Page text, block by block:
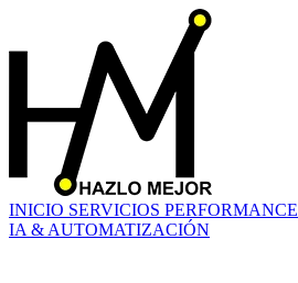
INICIO SERVICIOS PERFORMANCE
IA & AUTOMATIZACIÓN